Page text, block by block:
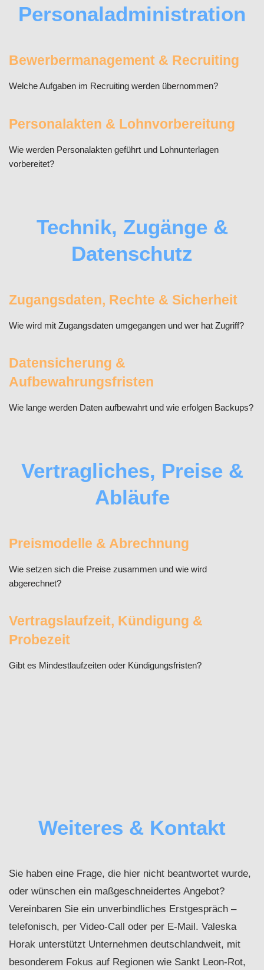
Personaladministration
Bewerbermanagement & Recruiting
Welche Aufgaben im Recruiting werden übernommen?
Personalakten & Lohnvorbereitung
Wie werden Personalakten geführt und Lohnunterlagen
vorbereitet?
Technik, Zugänge &
Datenschutz
Zugangsdaten, Rechte & Sicherheit
Wie wird mit Zugangsdaten umgegangen und wer hat Zugriff?
Datensicherung &
Aufbewahrungsfristen
Wie lange werden Daten aufbewahrt und wie erfolgen Backups?
Vertragliches, Preise &
Abläufe
Preismodelle & Abrechnung
Wie setzen sich die Preise zusammen und wie wird
abgerechnet?
Vertragslaufzeit, Kündigung &
Probezeit
Gibt es Mindestlaufzeiten oder Kündigungsfristen?
Weiteres & Kontakt
Sie haben eine Frage, die hier nicht beantwortet wurde,
oder wünschen ein maßgeschneidertes Angebot?
Vereinbaren Sie ein unverbindliches Erstgespräch –
telefonisch, per Video-Call oder per E‑Mail. Valeska
Horak unterstützt Unternehmen deutschlandweit, mit
besonderem Fokus auf Regionen wie Sankt Leon‑Rot,